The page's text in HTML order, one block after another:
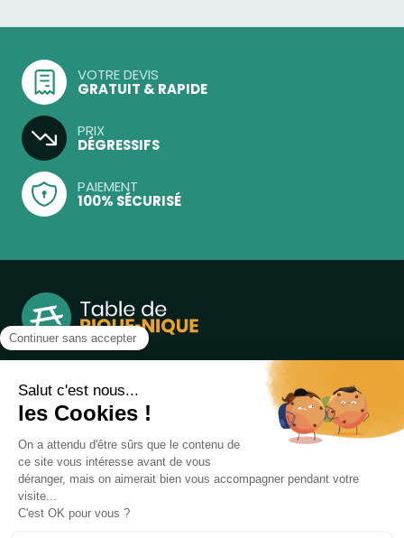
VOTRE DEVIS
GRATUIT & RAPIDE
PRIX
DÉGRESSIFS
PAIEMENT
100% SÉCURISÉ
Notre boutique, spécialisée dans la vente de table de
pique-nique et de plein air, est principalement adressée
aux collectvités, aux entreprises privées et publiques et au
associations.
Infos et contact au04 86 84 05 81
Produits